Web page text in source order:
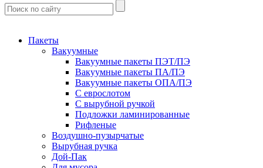
Пакеты
Вакуумные
Вакуумные пакеты ПЭТ/ПЭ
Вакуумные пакеты ПА/ПЭ
Вакуумные пакеты ОПА/ПЭ
С еврослотом
С вырубной ручкой
Подложки ламинированные
Рифленые
Воздушно-пузырчатые
Вырубная ручка
Дой-Пак